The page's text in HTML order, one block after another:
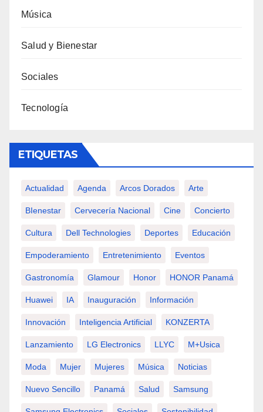
Música
Salud y Bienestar
Sociales
Tecnología
ETIQUETAS
Actualidad Agenda Arcos Dorados Arte
BIenestar Cervecería Nacional Cine Concierto
Cultura Dell Technologies Deportes Educación
Empoderamiento Entretenimiento Eventos
Gastronomía Glamour Honor HONOR Panamá
Huawei IA Inauguración Información
Innovación Inteligencia Artificial KONZERTA
Lanzamiento LG Electronics LLYC M+usica
Moda Mujer Mujeres Música Noticias
Nuevo Sencillo Panamá Salud Samsung